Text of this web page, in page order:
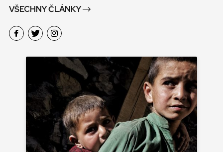
VŠECHNY ČLÁNKY